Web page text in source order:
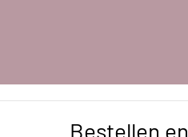
Bestellen en